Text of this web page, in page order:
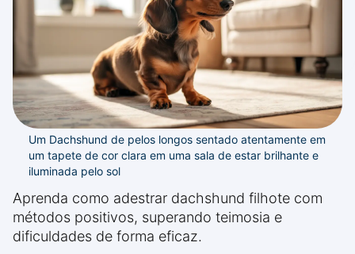
Um Dachshund de pelos longos sentado atentamente em
um tapete de cor clara em uma sala de estar brilhante e
iluminada pelo sol
Aprenda como adestrar dachshund filhote com
métodos positivos, superando teimosia e
dificuldades de forma eficaz.